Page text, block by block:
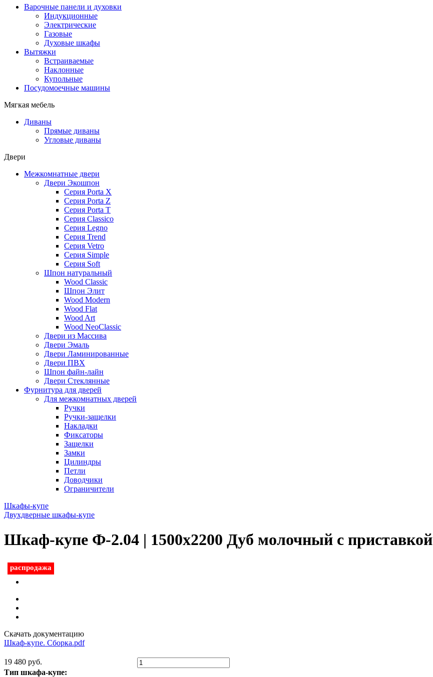
Варочные панели и духовки
Индукционные
Электрические
Газовые
Духовые шкафы
Вытяжки
Встраиваемые
Наклонные
Купольные
Посудомоечные машины
Мягкая мебель
Диваны
Прямые диваны
Угловые диваны
Двери
Межкомнатные двери
Двери Экошпон
Серия Porta X
Серия Porta Z
Серия Porta T
Серия Classico
Серия Legno
Серия Trend
Серия Vetro
Серия Simple
Серия Soft
Шпон натуральный
Wood Classic
Шпон Элит
Wood Modern
Wood Flat
Wood Art
Wood NeoClassic
Двери из Массива
Двери Эмаль
Двери Ламинированные
Двери ПВХ
Шпон файн-лайн
Двери Стеклянные
Фурнитура для дверей
Для межкомнатных дверей
Ручки
Ручки-защелки
Накладки
Фиксаторы
Защелки
Замки
Цилиндры
Петли
Доводчики
Ограничители
Шкафы-купе
Двухдверные шкафы-купе
Шкаф-купе Ф-2.04 | 1500x2200 Дуб молочный с приставкой
распродажа
Скачать документацию
Шкаф-купе. Сборка.pdf
19 480 руб.
Тип шкафа-купе: